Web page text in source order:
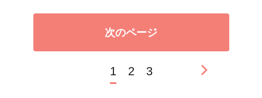
次のページ
1 2 3